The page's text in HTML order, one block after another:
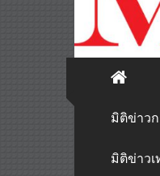
เหลี่ยม
มุม
เศรษฐกิจ-
การเมือง-
สังคม
มิติข่าว
มิติข่าว